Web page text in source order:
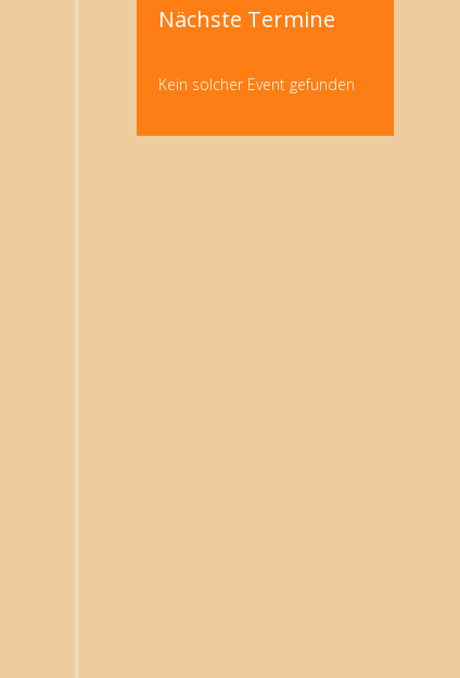
Nächste Termine
Kein solcher Event gefunden